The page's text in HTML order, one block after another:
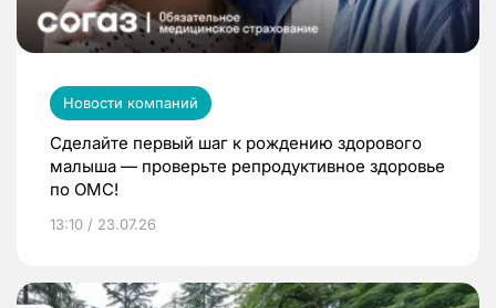
Новости компаний
Сделайте первый шаг к рождению здорового
малыша — проверьте репродуктивное здоровье
по ОМС!
13:10 / 23.07.26